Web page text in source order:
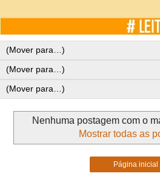
Nenhuma postagem com o
Mostrar todas as
Página inicial